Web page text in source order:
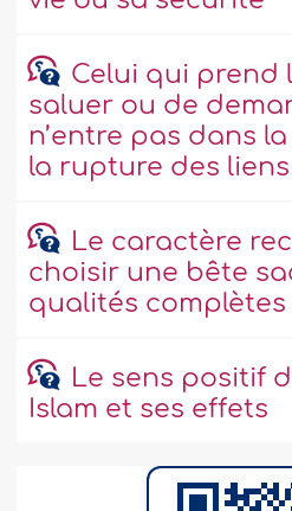
Celui qui prend
saluer ou de
n’entre pas dans
la rupture des liens
Le caractère
choisir une bête
qualités complètes
Le sens positif
Islam et ses effets